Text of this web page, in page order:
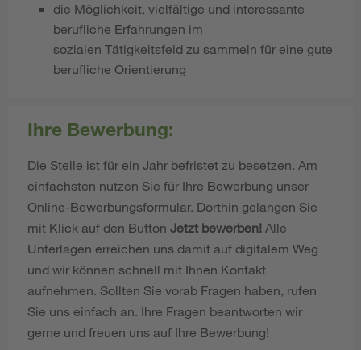
die Möglichkeit, vielfältige und interessante
berufliche Erfahrungen im
sozialen Tätigkeitsfeld zu sammeln für eine gute
berufliche Orientierung
Ihre Bewerbung:
Die Stelle ist für ein Jahr befristet zu besetzen. Am
einfachsten nutzen Sie für Ihre Bewerbung unser
Online-Bewerbungsformular. Dorthin gelangen Sie
mit Klick auf den Button Jetzt bewerben! Alle
Unterlagen erreichen uns damit auf digitalem Weg
und wir können schnell mit Ihnen Kontakt
aufnehmen. Sollten Sie vorab Fragen haben, rufen
Sie uns einfach an. Ihre Fragen beantworten wir
gerne und freuen uns auf Ihre Bewerbung!